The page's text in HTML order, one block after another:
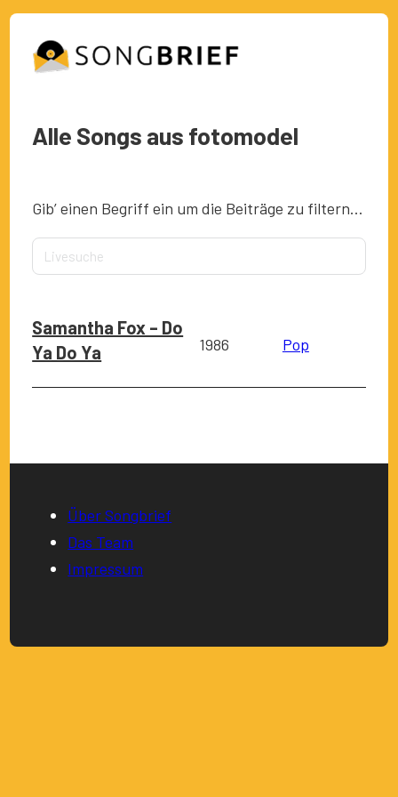
Alle Songs aus fotomodel
Gib’ einen Begriff ein um die Beiträge zu filtern…
Samantha Fox – Do
Ya Do Ya
1986 Pop
Über Songbrief
Das Team
Impressum